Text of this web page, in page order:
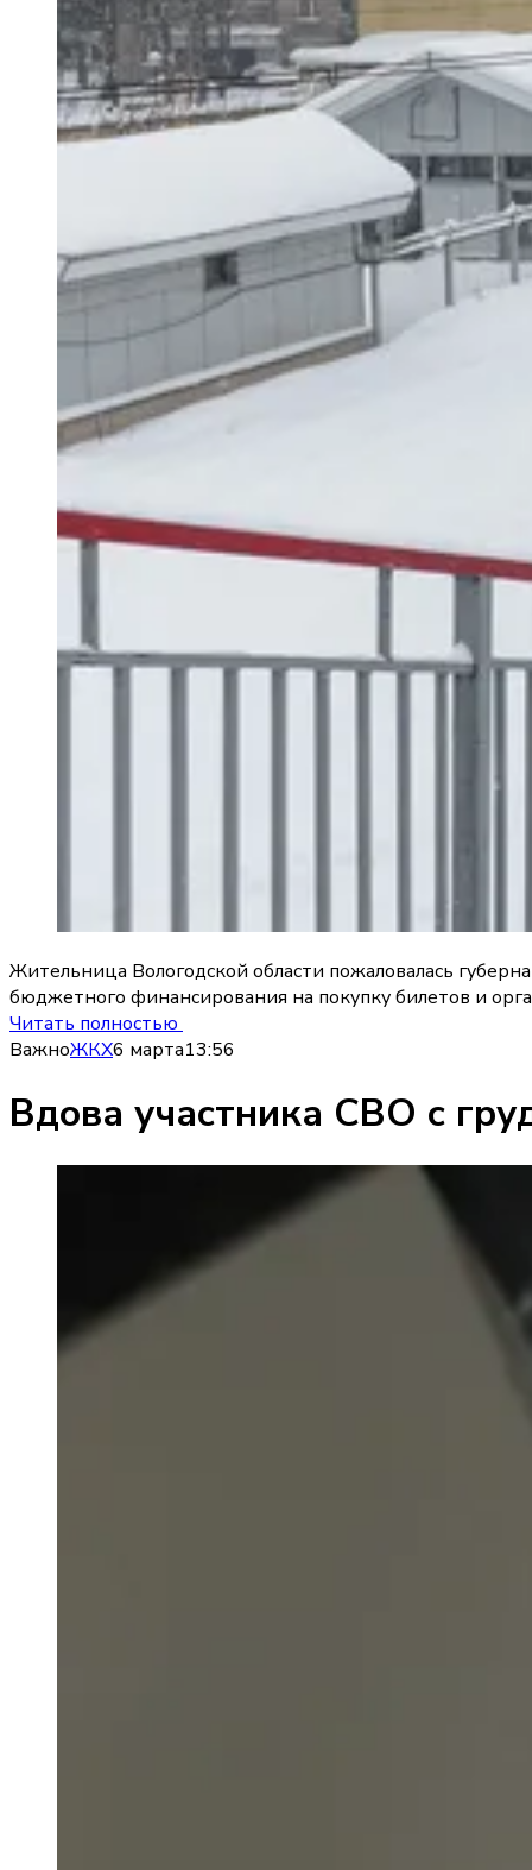
Жительница Вологодской области пожаловалась
бюджетного финансирования на покупку билетов и
Читать полностью
ВажноЖКХ6 марта13:56
Вдова участника СВО с